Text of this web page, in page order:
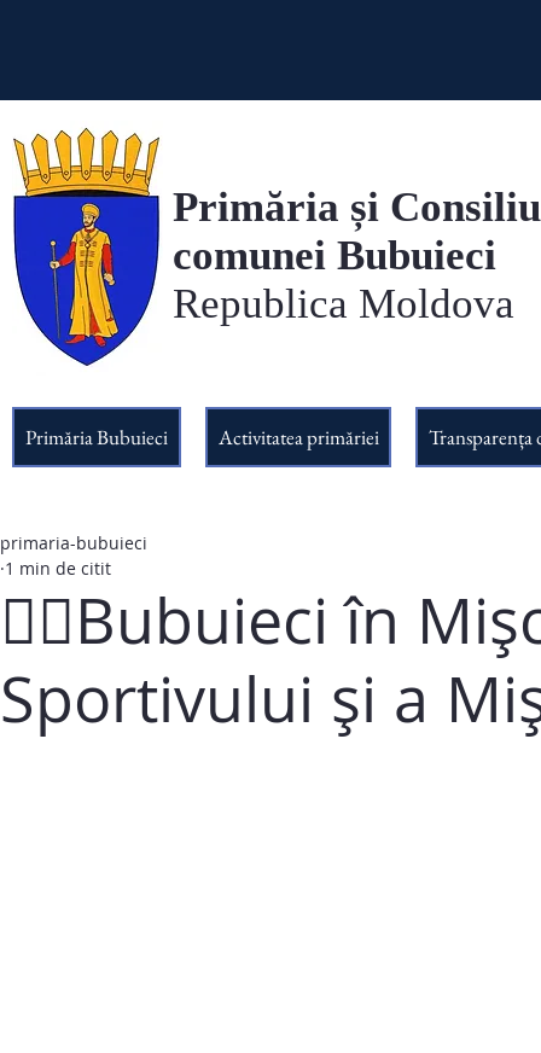
Primăria și
comunei Bubuieci
Republica Moldova
Primăria Bubuieci Activitatea primăriei Transparența
🏃‍♂️Bubuieci în
Sportivului și a
primaria-bubuieci
1 min de citit